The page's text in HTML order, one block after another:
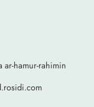
ar-hamur-rahimin